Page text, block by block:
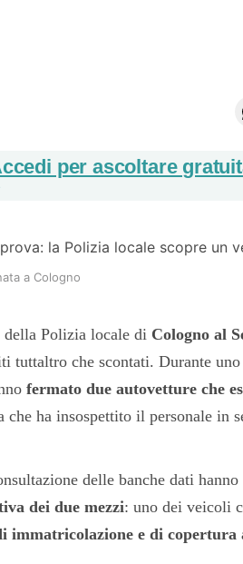
per ascoltare
a Cologno
Polizia locale di Cologno al
tuttaltro che scontati. Durante
fermato due autovetture che
che ha insospettito il personale in
delle banche dati
dei due mezzi: uno dei veicoli
immatricolazione e di copertura